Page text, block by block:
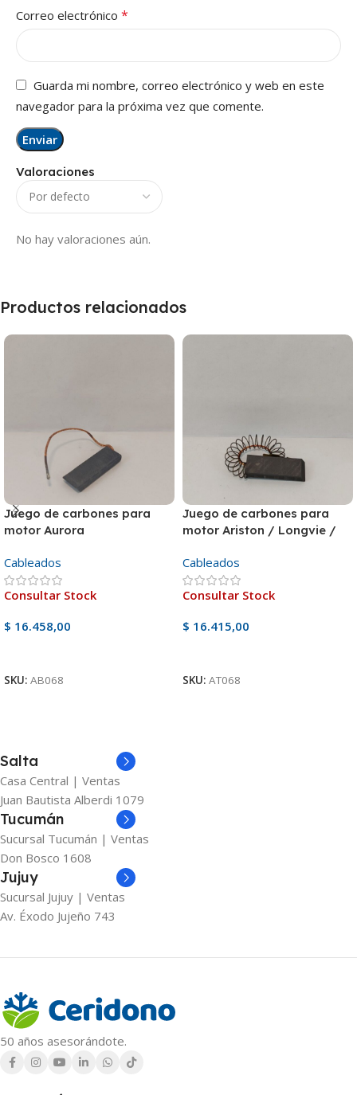
Valoraciones
No hay valoraciones aún.
Correo electrónico *
Guarda mi nombre, correo electrónico y web en este
navegador para la próxima vez que comente.
Productos relacionados
Juego de carbones para
motor Aurora
Cableados
Consultar Stock
$ 16.458,00
SKU: AB068
Juego de carbones para
motor Ariston / Longvie /
Cableados
Consultar Stock
$ 16.415,00
SKU: AT068
Salta
Casa Central | Ventas
Juan Bautista Alberdi 1079
Tucumán
Sucursal Tucumán | Ventas
Don Bosco 1608
Jujuy
Sucursal Jujuy | Ventas
Av. Éxodo Jujeño 743
50 años asesorándote.